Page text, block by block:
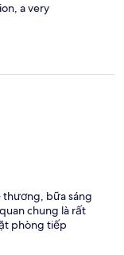
a very
thương, bữa sáng
chung là rất
phòng tiếp